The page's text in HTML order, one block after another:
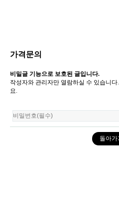
가격문의
비밀글 기능으로 보호된 글입니다.
작성자와 관리자만 열람하실 수 있습니
요.
돌아가